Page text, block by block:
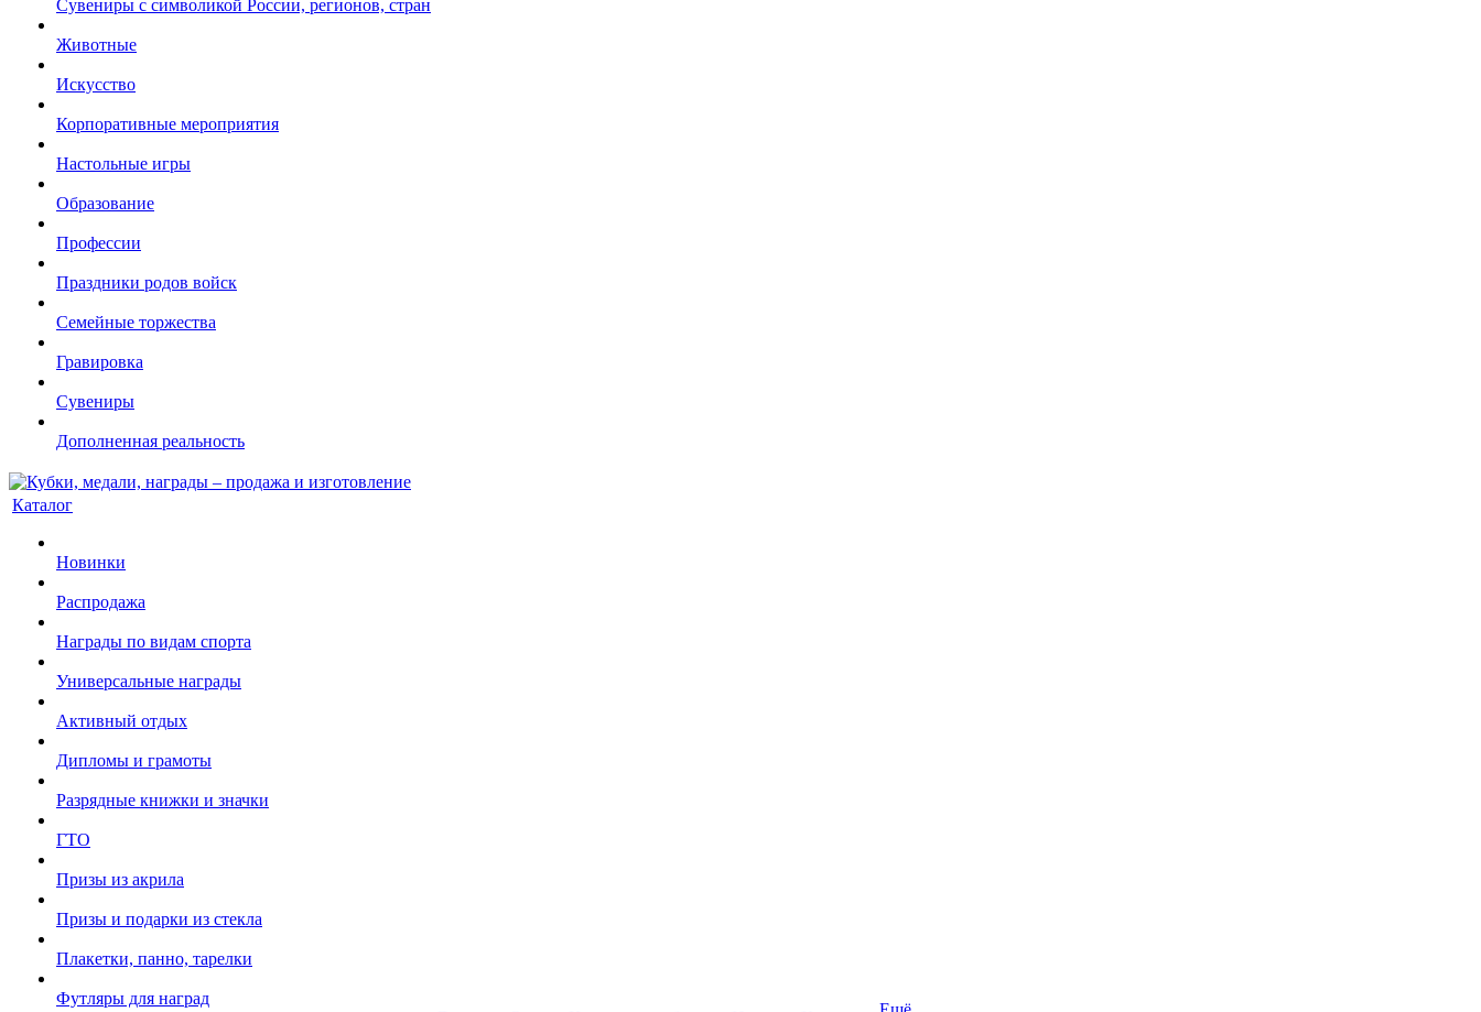
Сувениры с символикой России, регионов, стран
Животные
Искусство
Корпоративные мероприятия
Настольные игры
Образование
Профессии
Праздники родов войск
Семейные торжества
Гравировка
Сувениры
Дополненная реальность
Каталог
Новинки
Распродажа
Награды по видам спорта
Универсальные награды
Активный отдых
Дипломы и грамоты
Разрядные книжки и значки
ГТО
Призы из акрила
Призы и подарки из стекла
Плакетки, панно, тарелки
Футляры для наград